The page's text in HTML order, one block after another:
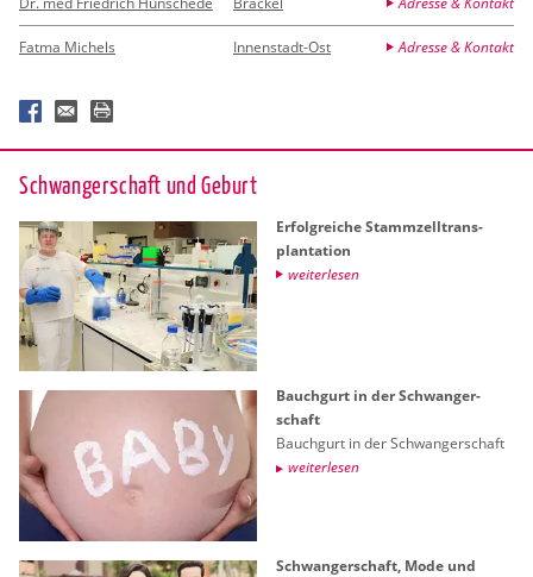
Fatma Michels Innenstadt-Ost Adresse & Kontakt
Schwan­ger­schaft und Ge­burt
Er­folg­rei­che Stamm­zell­trans­
plan­ta­ti­on
wei­ter­le­sen
Bauch­gurt in der Schwan­ger­
schaft
Bauch­gurt in der Schwan­ger­schaft
wei­ter­le­sen
Schwan­ger­schaft, Mode und